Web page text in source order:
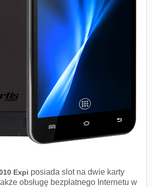
Expi posiada slot na dwie karty
obsługę bezpłatnego Internetu w